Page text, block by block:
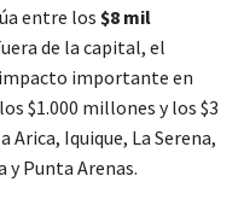
entre los $8 mil
de la capital, el
importante en
$1.000 millones y los $3
Iquique, La Serena,
y Punta Arenas.